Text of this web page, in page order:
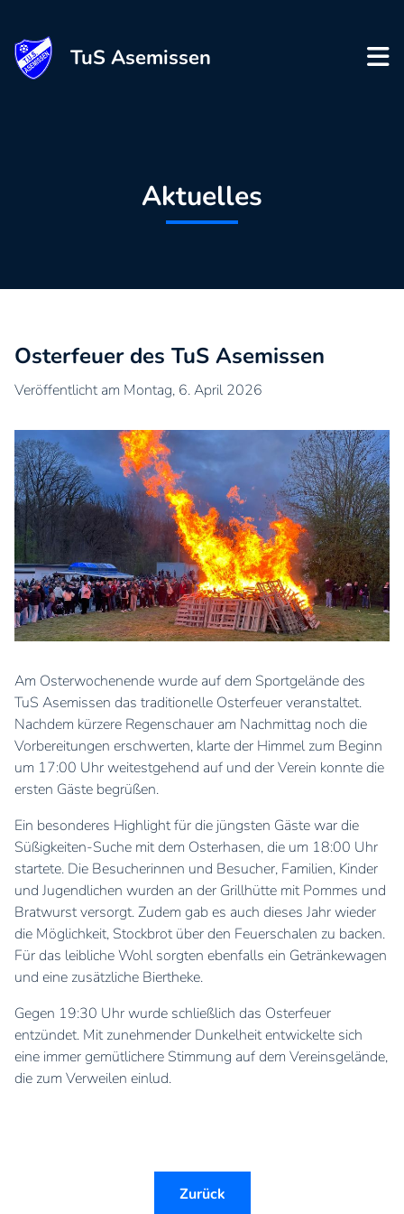
TuS Asemissen
Aktuelles
Osterfeuer des TuS Asemissen
Veröffentlicht am Montag, 6. April 2026
Am Osterwochenende wurde auf dem Sportgelände des
TuS Asemissen das traditionelle Osterfeuer veranstaltet.
Nachdem kürzere Regenschauer am Nachmittag noch die
Vorbereitungen erschwerten, klarte der Himmel zum Beginn
um 17:00 Uhr weitestgehend auf und der Verein konnte die
ersten Gäste begrüßen.
Ein besonderes Highlight für die jüngsten Gäste war die
Süßigkeiten-Suche mit dem Osterhasen, die um 18:00 Uhr
startete. Die Besucherinnen und Besucher, Familien, Kinder
und Jugendlichen wurden an der Grillhütte mit Pommes und
Bratwurst versorgt. Zudem gab es auch dieses Jahr wieder
die Möglichkeit, Stockbrot über den Feuerschalen zu backen.
Für das leibliche Wohl sorgten ebenfalls ein Getränkewagen
und eine zusätzliche Biertheke.
Gegen 19:30 Uhr wurde schließlich das Osterfeuer
entzündet. Mit zunehmender Dunkelheit entwickelte sich
eine immer gemütlichere Stimmung auf dem Vereinsgelände,
die zum Verweilen einlud.
Zurück